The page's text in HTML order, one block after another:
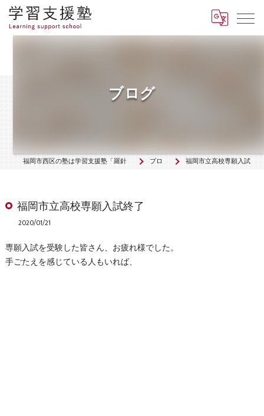
ブログ
福岡市西区の塾は学習支援塾「羅針盤」 ブログ 福岡市立高校専願入試終了
福岡市立高校専願入試終了
2020/01/21
専願入試を受験した皆さん、お疲れ様でした。
手ごたえを感じている人もいれば、